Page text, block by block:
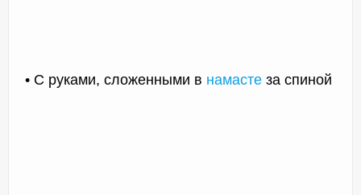
• С руками, сложенными в намасте за спиной